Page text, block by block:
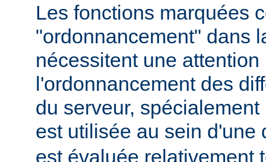
Les fonctions marquées
"ordonnancement" dans
nécessitent une
l'ordonnancement des
du serveur,
est utilisée au sein d'une
est évaluée relativement